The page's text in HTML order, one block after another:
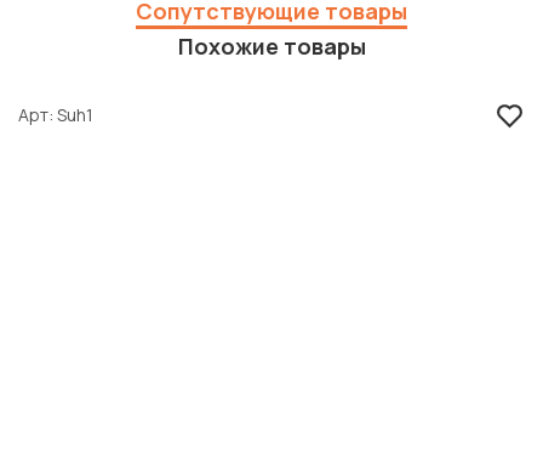
Сопутствующие товары
Похожие товары
Арт Suh1